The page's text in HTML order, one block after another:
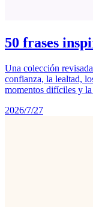
50 frases
Una colección
confianza, la lealtad,
momentos difíciles y
2026/7/27